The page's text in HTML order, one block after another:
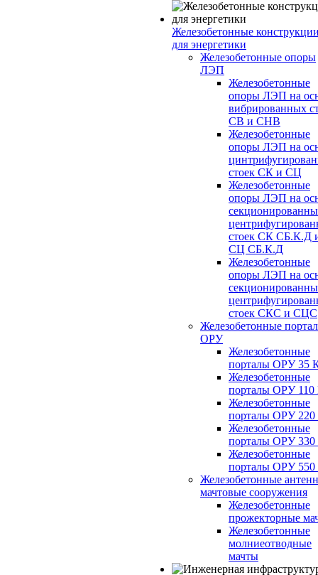
Железобетонные
для энергетики
Железобетонные опоры
ЛЭП
Железобетонные
опоры ЛЭП на
вибрированных
СВ и СНВ
Железобетонные
опоры ЛЭП на
стоек СК и СЦ
Железобетонные
опоры ЛЭП на
стоек СК СБ.К.Д
СЦ СБ.К.Д
Железобетонные
опоры ЛЭП на
стоек СКС и СЦС
Железобетонные
ОРУ
Железобетонные
порталы ОРУ 35
Железобетонные
порталы ОРУ
Железобетонные
порталы ОРУ
Железобетонные
порталы ОРУ
Железобетонные
порталы ОРУ
Железобетонные
мачтовые сооружения
Железобетонные
прожекторные
Железобетонные
молниеотводные
мачты